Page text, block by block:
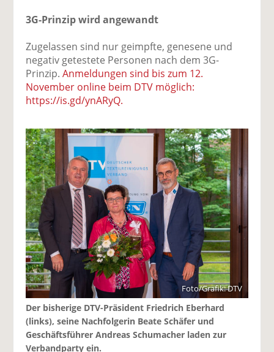
3G-Prinzip wird angewandt
Zugelassen sind nur geimpfte, genesene und
negativ getestete Personen nach dem 3G-
Prinzip.Anmeldungen sind bis zum 12.
November online beim DTV möglich:
https://is.gd/ynARyQ.
Foto/Grafik: DTV
Der bisherige DTV-Präsident Friedrich Eberhard
(links), seine Nachfolgerin Beate Schäfer und
Geschäftsführer Andreas Schumacher laden zur
Verbandparty ein.